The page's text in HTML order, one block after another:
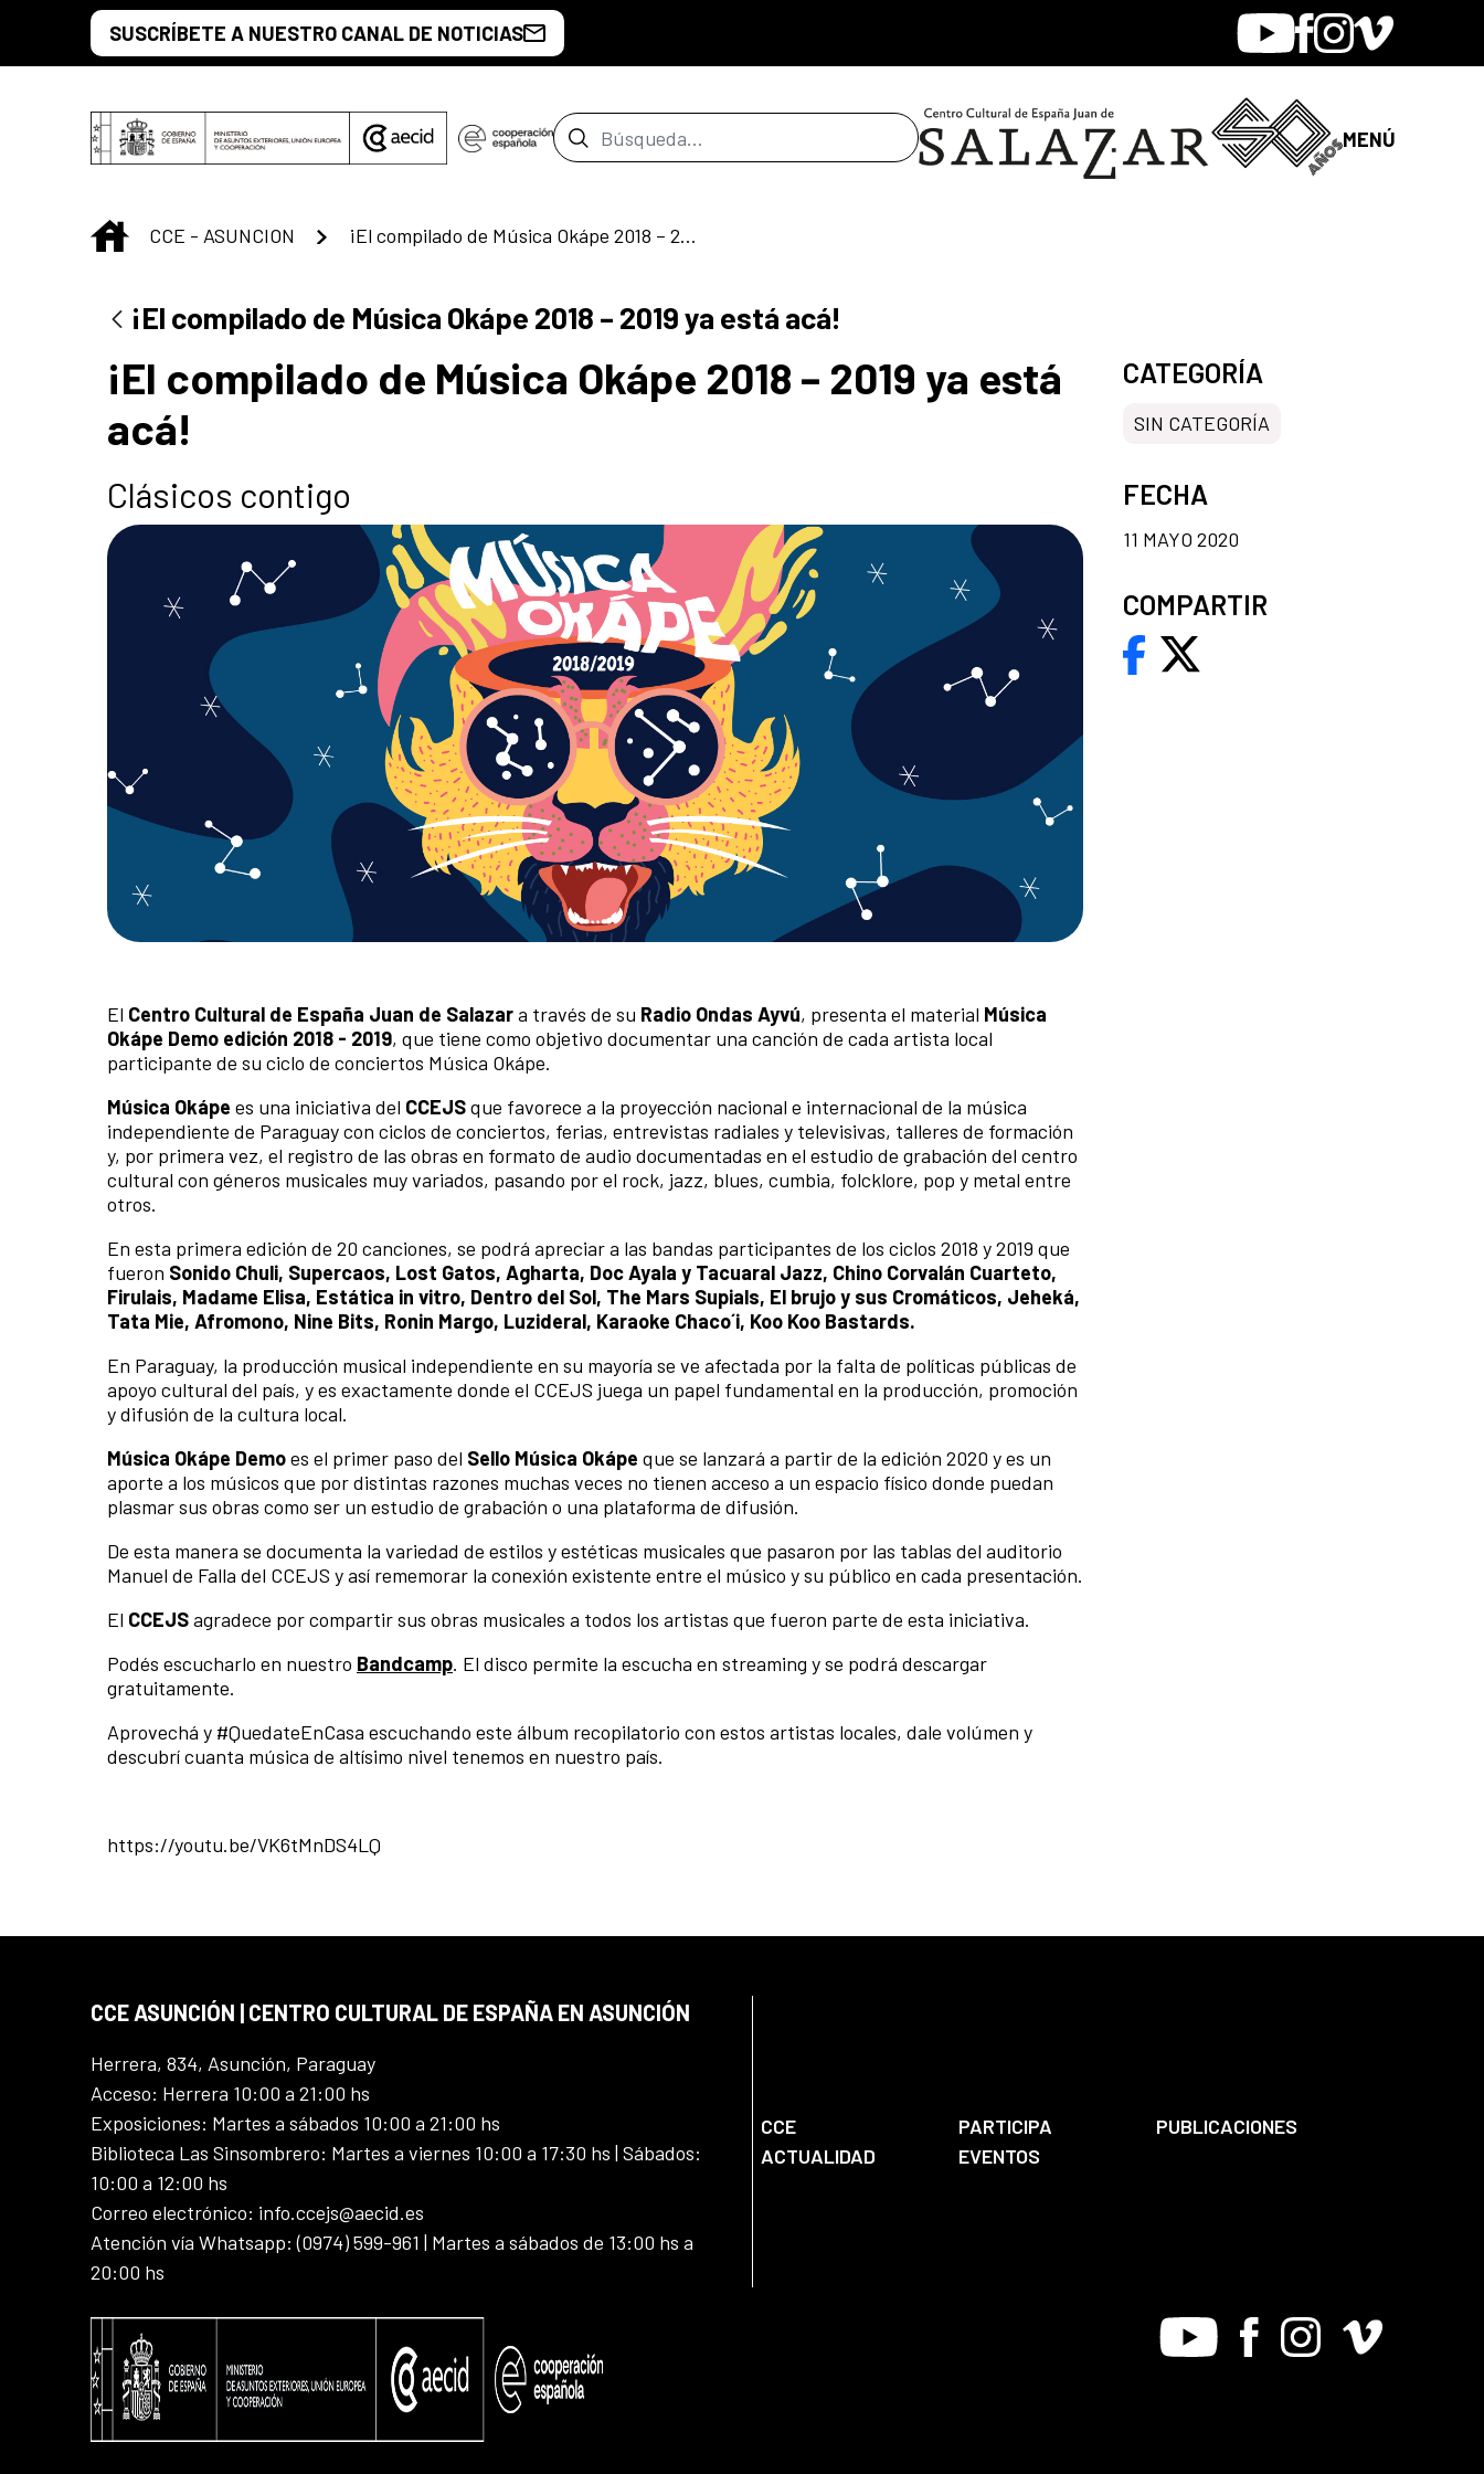
Saltar al contenido principal
SUSCRÍBETE A NUESTRO CANAL DE NOTICIAS YoutubeFacebook
Instagram
Vimeo
Barra de búsqueda MENÚ
INICIO
CCE - ASUNCION ¡El compilado de Música Okápe 2018 – 2019 ya está acá!
¡El compilado de Música Okápe 2018 – 2019 ya está acá!
¡El compilado de Música Okápe 2018 – 2019 ya está
acá!
Clásicos contigo
El Centro Cultural de España Juan de Salazara través de su Radio Ondas Ayvú, presenta el material Música
Okápe Demo edición 2018 - 2019, que tiene como objetivo documentar una canción de cada artista local
participante de su ciclo de conciertos Música Okápe.
Música Okápe es una iniciativa del CCEJSque favorece a la proyección nacional e internacional de la música
independiente de Paraguay con ciclos de conciertos, ferias, entrevistas radiales y televisivas, talleres de formación
y, por primera vez, el registro de las obras en formato de audio documentadas en el estudio de grabación del centro
cultural con géneros musicales muy variados, pasando por el rock, jazz, blues, cumbia, folcklore, pop y metal entre
otros.
En esta primera edición de 20 canciones, se podrá apreciar a las bandas participantes de los ciclos 2018 y 2019 que
fueron Sonido Chuli, Supercaos, Lost Gatos, Agharta, Doc Ayala y Tacuaral Jazz, Chino Corvalán Cuarteto,
Firulais, Madame Elisa, Estática in vitro, Dentro del Sol, The Mars Supials, El brujo y sus Cromáticos, Jeheká,
Tata Mie, Afromono, Nine Bits, Ronin Margo, Luzideral, Karaoke Chaco´i, Koo Koo Bastards.
En Paraguay, la producción musical independiente en su mayoría se ve afectada por la falta de políticas públicas de
apoyo cultural del país, y es exactamente donde el CCEJS juega un papel fundamental en la producción, promoción
y difusión de la cultura local.
Música Okápe Demoes el primer paso del Sello Música Okápe que se lanzará a partir de la edición 2020 y es un
aporte a los músicos que por distintas razones muchas veces no tienen acceso a un espacio físico donde puedan
plasmar sus obras como ser un estudio de grabación o una plataforma de difusión.
De esta manera se documenta la variedad de estilos y estéticas musicales que pasaron por las tablas del auditorio
Manuel de Falla del CCEJS y así rememorar la conexión existente entre el músico y su público en cada presentación.
El CCEJSagradece por compartir sus obras musicales a todos los artistas que fueron parte de esta iniciativa.
Podés escucharlo en nuestro Bandcamp. El disco permite la escucha en streaming y se podrá descargar
gratuitamente.
Aprovechá y #QuedateEnCasa escuchando este álbum recopilatorio con estos artistas locales, dale volúmen y
descubrí cuanta música de altísimo nivel tenemos en nuestro país.
https://youtu.be/VK6tMnDS4LQ
CATEGORÍA
SIN CATEGORÍA
FECHA
11 MAYO 2020
COMPARTIR
CCE ASUNCIÓN | CENTRO CULTURAL DE ESPAÑA EN ASUNCIÓN
Herrera, 834, Asunción, Paraguay
Acceso: Herrera 10:00 a 21:00 hs
Exposiciones: Martes a sábados 10:00 a 21:00 hs
Biblioteca Las Sinsombrero: Martes a viernes 10:00 a 17:30 hs | Sábados:
10:00 a 12:00 hs
Correo electrónico: info.ccejs@aecid.es
Atención vía Whatsapp: (0974) 599-961 | Martes a sábados de 13:00 hs a
20:00 hs
CCE PARTICIPA
PUBLICACIONES
ACTUALIDAD
EVENTOS
Youtube FacebookInstagram
Vimeo